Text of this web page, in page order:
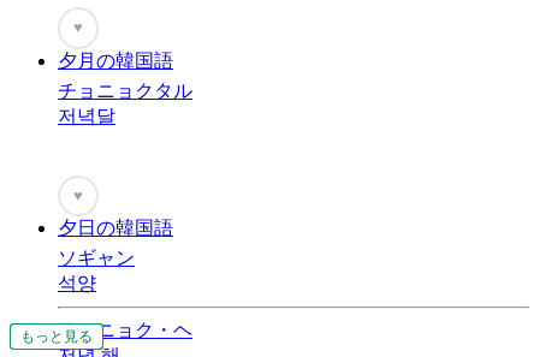
もっと見る
もっと見る
もっと見る
もっと見る
もっと見る
もっと見る
もっと見る
もっと見る
もっと見る
もっと見る
もっと見る
♥
夕月の韓国語
チョニョクタル
저녁달
♥
夕日の韓国語
ソギャン
석양
チョニョク・ヘ
もっと見る